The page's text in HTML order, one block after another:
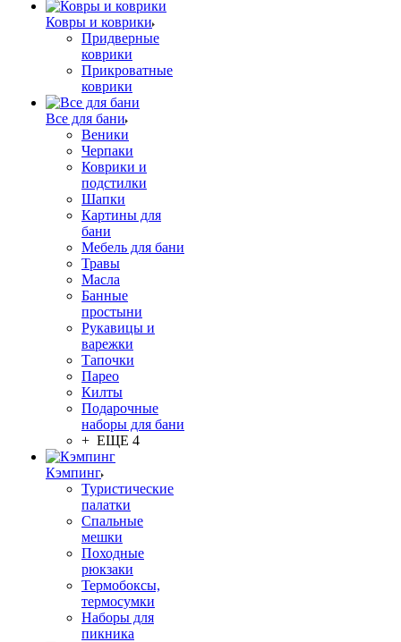
Ковры и коврики
Придверные
коврики
Прикроватные
коврики
Все для бани
Веники
Черпаки
Коврики и
подстилки
Шапки
Картины для
бани
Мебель для бани
Травы
Масла
Банные
простыни
Рукавицы и
варежки
Тапочки
Парео
Килты
Подарочные
наборы для бани
+ ЕЩЕ 4
Кэмпинг
Туристические
палатки
Спальные
мешки
Походные
рюкзаки
Термобоксы,
термосумки
Наборы для
пикника